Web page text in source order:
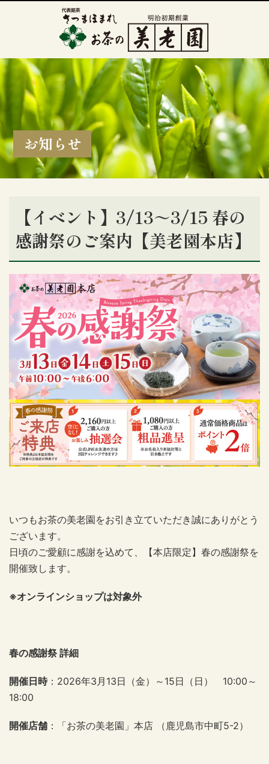
お知らせ
【イベント】3/13～3/15 春の
感謝祭のご案内【美老園本店】
いつもお茶の美老園をお引き立ていただき誠にありがとう
ございます。
日頃のご愛顧に感謝を込めて、【本店限定】春の感謝祭を
開催致します。
※オンラインショップは対象外
春の感謝祭 詳細
開催日時：2026年3月13日（金）～15日（日） 10:00～
18:00
開催店舗 ：「お茶の美老園」本店 （鹿児島市中町5-2）